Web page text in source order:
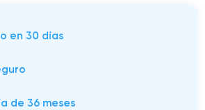
en 30 días
de 36 meses